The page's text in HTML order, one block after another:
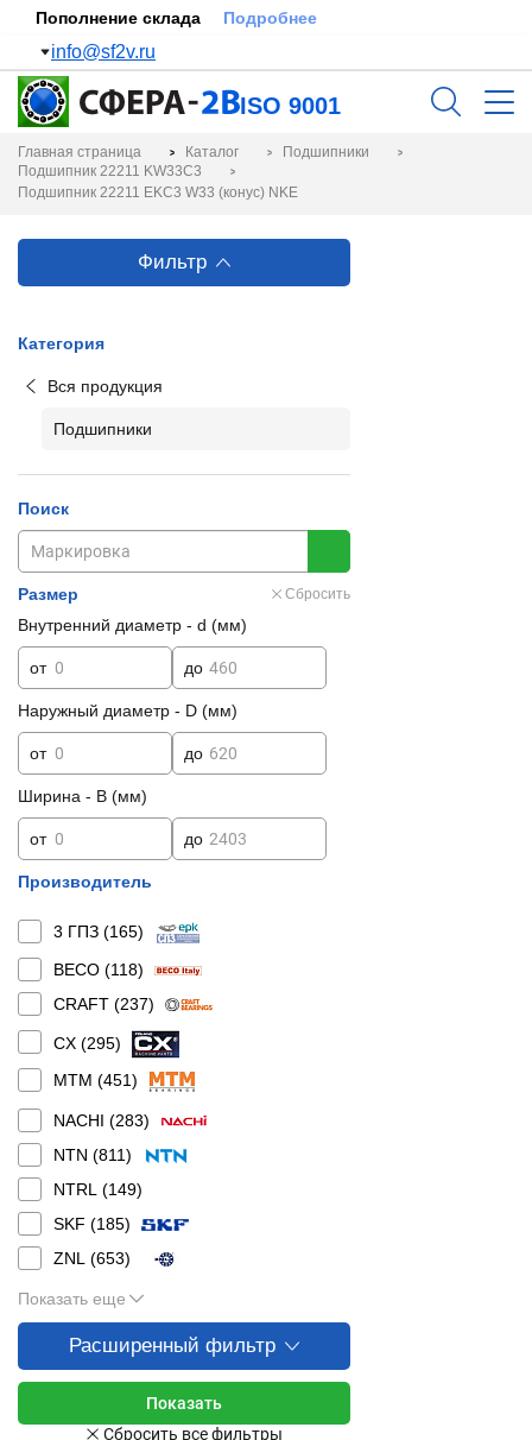
Пополнение склада Подробнее
info@sf2v.ru
ISO 9001
Главная страница Каталог
Подшипники
Подшипник 22211 KW33C3
Подшипник 22211 EKC3 W33 (конус) NKE
Фильтр
Категория
Вся продукция
Подшипники
Поиск
Размер Сбросить
Внутренний диаметр - d (мм)
от до
Наружный диаметр - D (мм)
от до
Ширина - B (мм)
от до
Производитель
3 ГПЗ (165)
BECO (118)
CRAFT (237)
CX (295)
MTM (451)
NACHI (283)
NTN (811)
NTRL (149)
SKF (185)
ZNL (653)
Показать еще
Расширенный фильтр